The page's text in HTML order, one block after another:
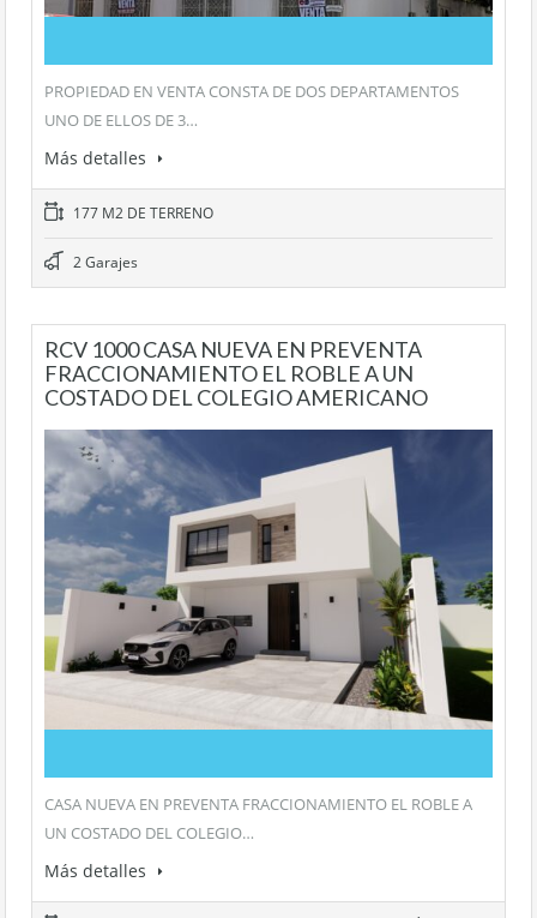
PROPIEDAD EN VENTA CONSTA DE DOS DEPARTAMENTOS
UNO DE ELLOS DE 3…
Más detalles
177 M2 DE TERRENO
2 Garajes
RCV 1000 CASA NUEVA EN PREVENTA
FRACCIONAMIENTO EL ROBLE A UN
COSTADO DEL COLEGIO AMERICANO
CASA NUEVA EN PREVENTA FRACCIONAMIENTO EL ROBLE A
UN COSTADO DEL COLEGIO…
Más detalles